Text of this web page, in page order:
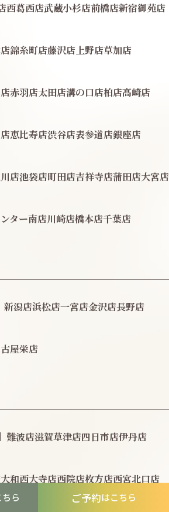
ら ご予約はこちら
西葛西店武蔵小杉店前橋店新宿御苑店
錦糸町店藤沢店 上野店草加店
赤羽店太田店溝の口店柏店高崎店
恵比寿店渋谷店表参道店銀座店
店池袋店町田店吉祥寺店蒲田店大宮店
ター南店川崎店橋本店千葉店
新潟店浜松店一宮店金沢店長野店
屋栄店
難波店滋賀草津店四日市店伊丹店
大和西大寺店西院店枚方店西宮北口店